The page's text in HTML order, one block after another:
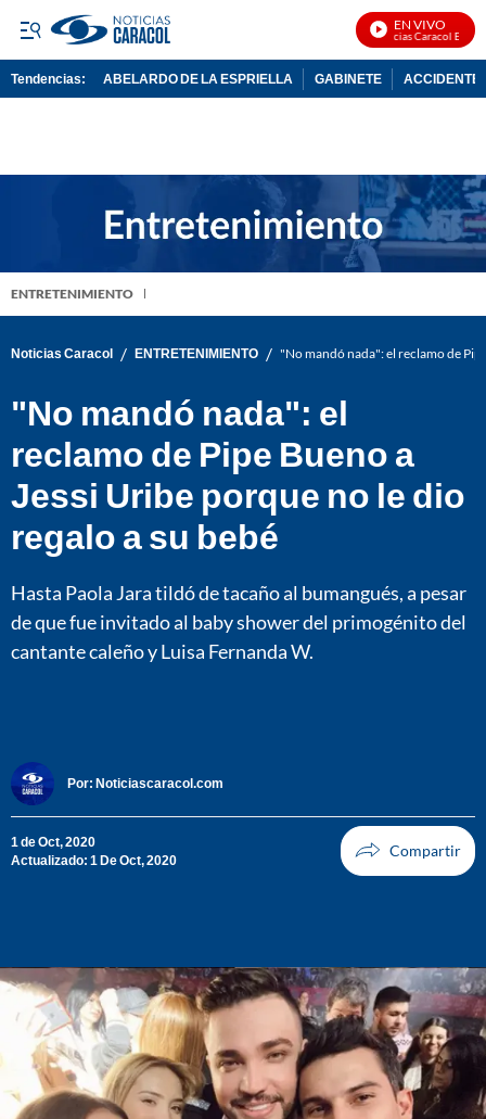
EN VIVO
Noticias Caracol En Vivo
Tendencias: ABELARDO DE LA ESPRIELLA GABINETE ACCIDENTE
ENTRETENIMIENTO
Noticias Caracol / ENTRETENIMIENTO / "No mandó nada": el reclamo de
"No mandó nada": el
reclamo de Pipe Bueno a
Jessi Uribe porque no le dio
regalo a su bebé
Hasta Paola Jara tildó de tacaño al bumangués, a pesar
de que fue invitado al baby shower del primogénito del
cantante caleño y Luisa Fernanda W.
Por: Noticiascaracol.com
1 de Oct, 2020
Actualizado: 1 De Oct, 2020